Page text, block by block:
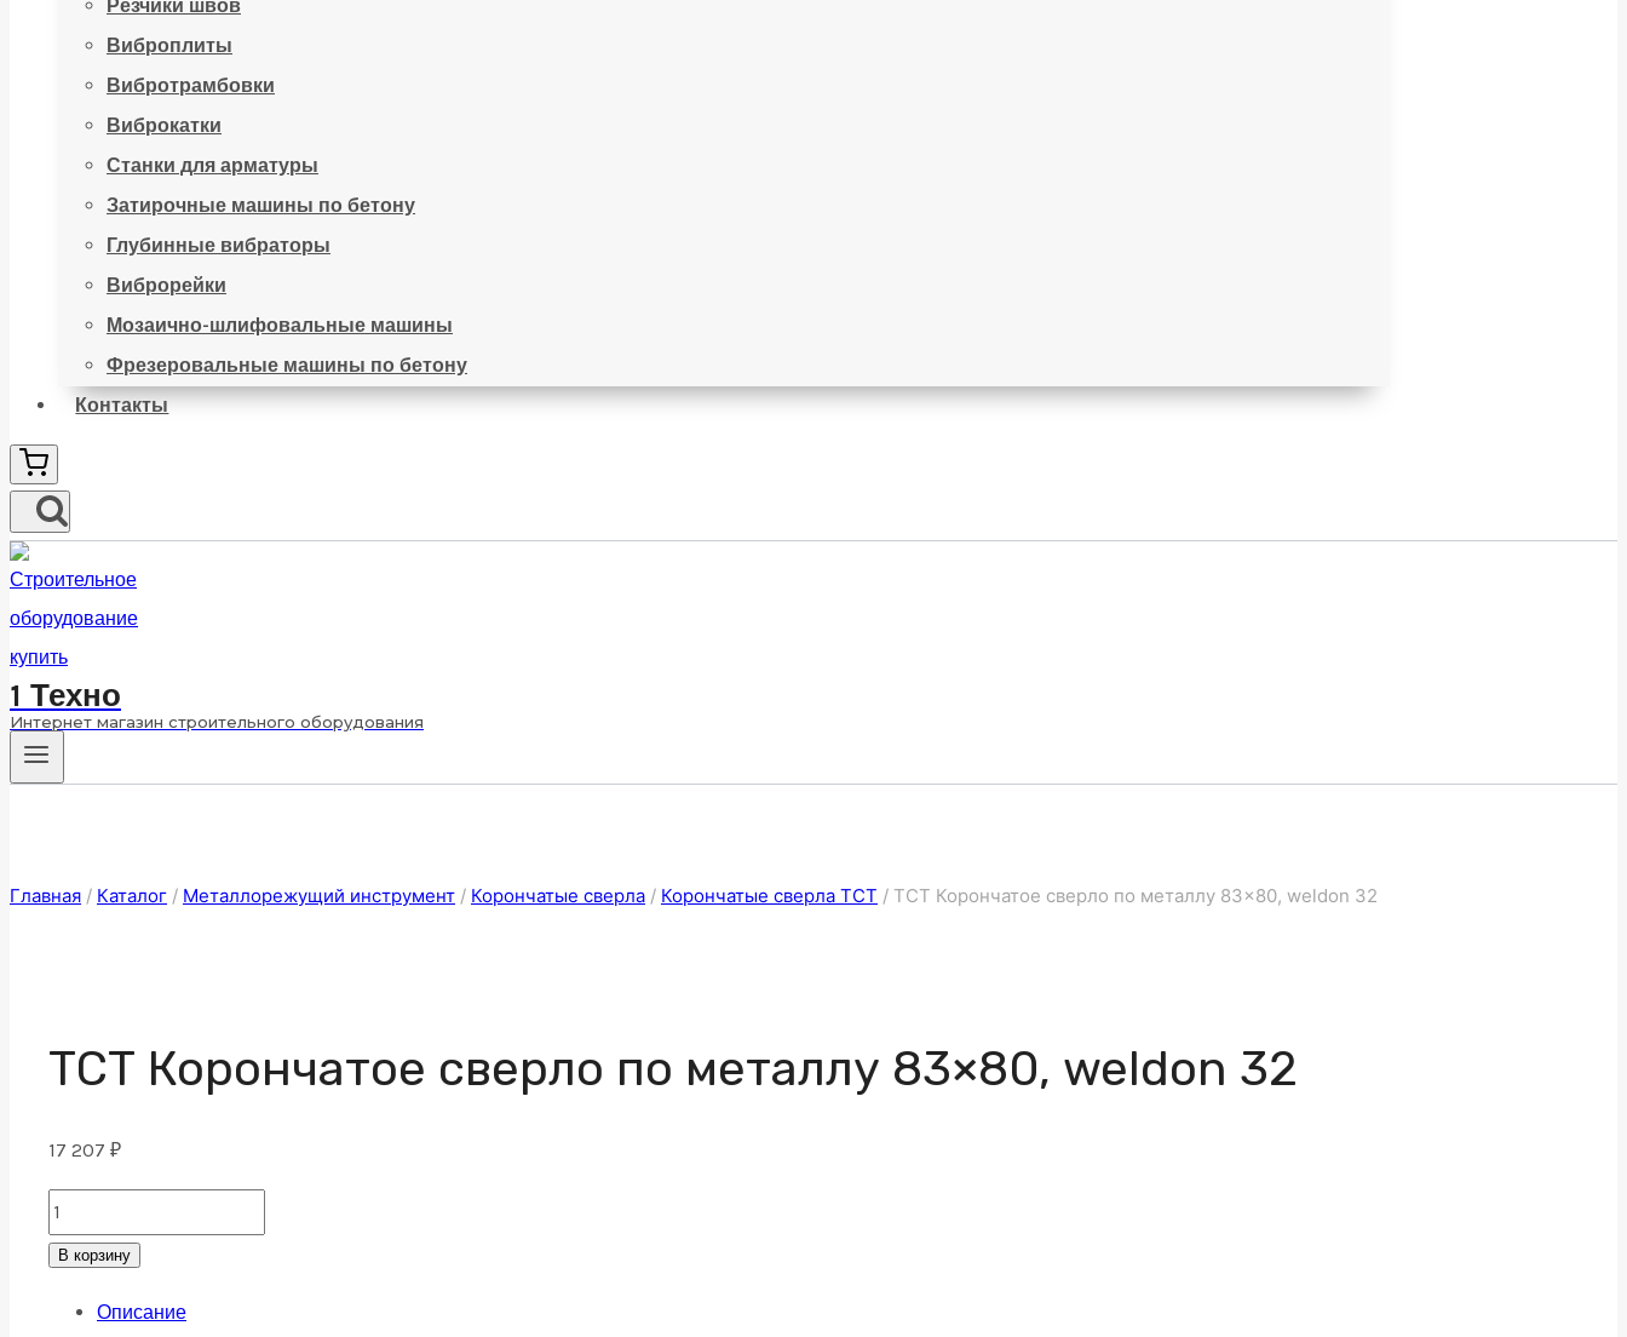
Резчики швов
Виброплиты
Вибротрамбовки
Виброкатки
Станки для арматуры
Затирочные машины по бетону
Глубинные вибраторы
Виброрейки
Мозаично-шлифовальные машины
Фрезеровальные машины по бетону
Контакты
1 Техно
Интернет магазин строительного оборудования
Главная / Каталог / Металлорежущий инструмент / Корончатые сверла / Корончатые сверла ТСТ / ТСТ Корончатое сверло по металлу 83×80, weldon 32
ТСТ Корончатое сверло по металлу 83×80, weldon 32
17 207 ₽
ТСТ
Корончатое
В корзину
Описание